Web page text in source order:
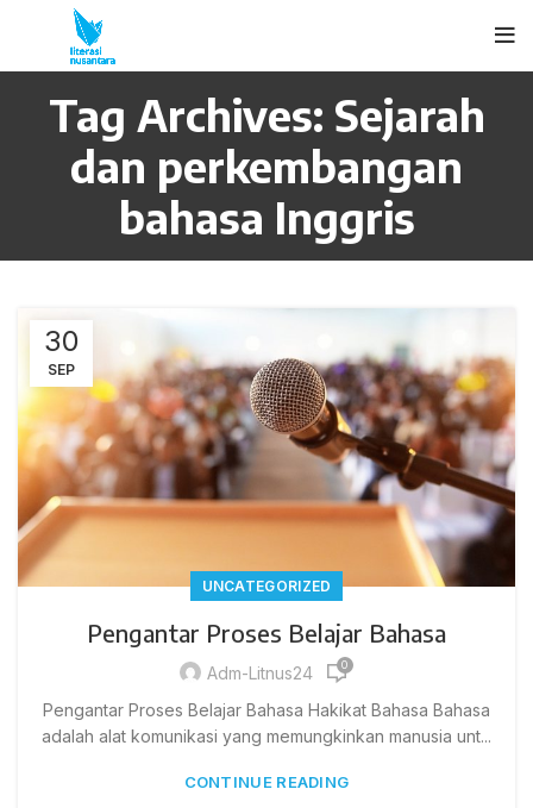
Tag Archives: Sejarah
dan perkembangan
bahasa Inggris
30
SEP
UNCATEGORIZED
Pengantar Proses Belajar Bahasa
Adm-Litnus24 0
Pengantar Proses Belajar Bahasa Hakikat Bahasa Bahasa
adalah alat komunikasi yang memungkinkan manusia unt...
CONTINUE READING